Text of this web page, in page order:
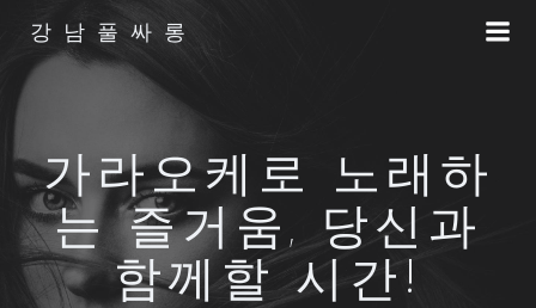
강남풀싸롱
가라오케로 노래하
는 즐거움, 당신과
함께할 시간!